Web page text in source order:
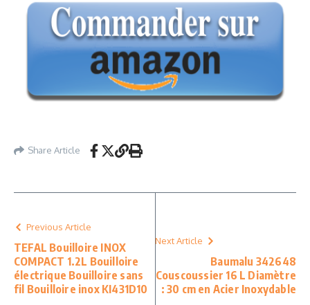
Share Article
Previous Article
TEFAL Bouilloire INOX
COMPACT 1.2L Bouilloire
électrique Bouilloire sans
fil Bouilloire inox KI431D10
Next Article
Baumalu 342648
Couscoussier 16 L Diamètre
: 30 cm en Acier Inoxydable